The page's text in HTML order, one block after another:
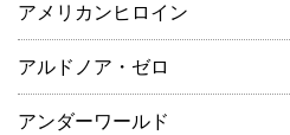
アメリカンヒロイン
アルドノア・ゼロ
アンダーワールド